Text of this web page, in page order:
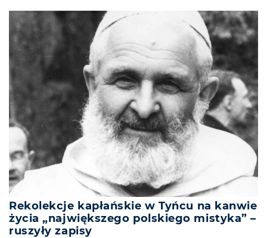
Rekolekcje kapłańskie w Tyńcu na kanwie
życia „największego polskiego mistyka” –
ruszyły zapisy